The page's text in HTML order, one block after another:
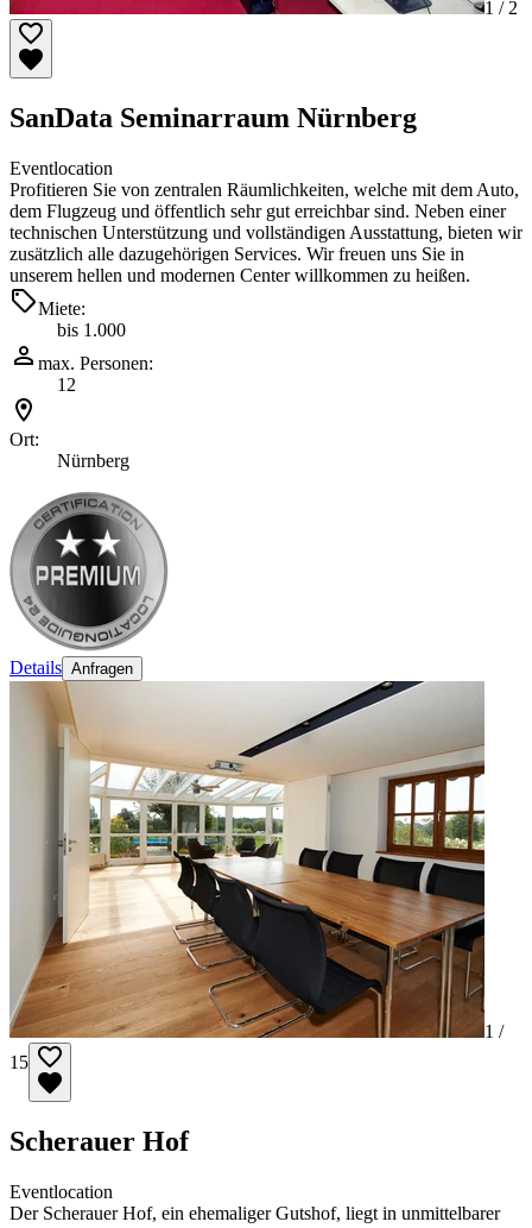
1 / 2
SanData Seminarraum Nürnberg
Eventlocation
Profitieren Sie von zentralen Räumlichkeiten, welche mit dem Auto,
dem Flugzeug und öffentlich sehr gut erreichbar sind. Neben einer
technischen Unterstützung und vollständigen Ausstattung, bieten wir
zusätzlich alle dazugehörigen Services. Wir freuen uns Sie in
unserem hellen und modernen Center willkommen zu heißen.
Miete:
bis 1.000
max. Personen:
12
Ort:
Nürnberg
Details Anfragen
1 /
15
Scherauer Hof
Eventlocation
Der Scherauer Hof, ein ehemaliger Gutshof, liegt in unmittelbarer